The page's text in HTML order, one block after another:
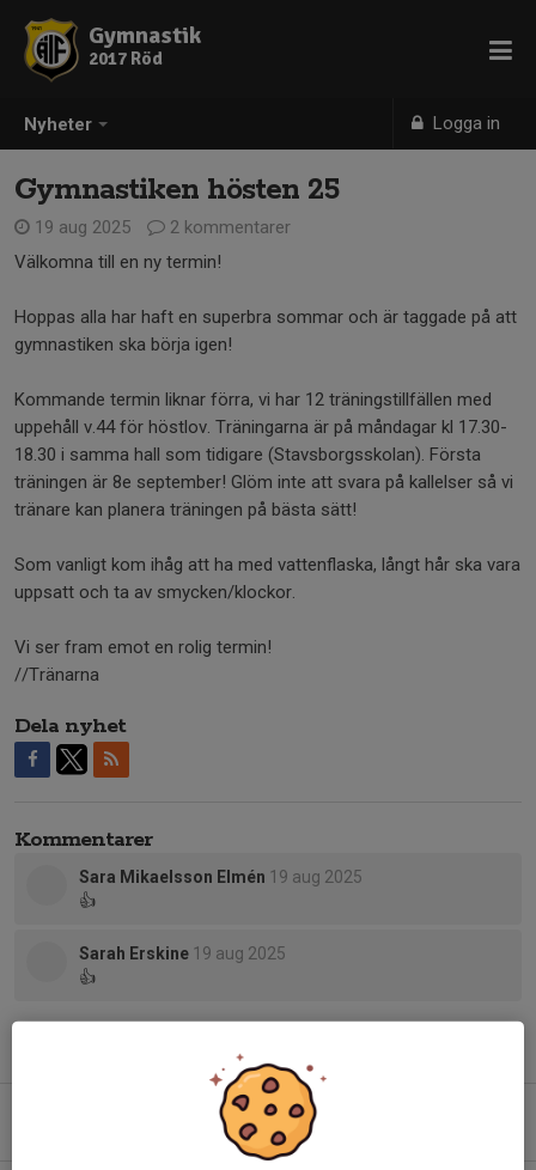
Nyheter Logga in
Gymnastik
2017 Röd
Gymnastiken hösten 25
19 aug 2025
2 kommentarer
Välkomna till en ny termin!
Hoppas alla har haft en superbra sommar och är taggade på att
gymnastiken ska börja igen!
Kommande termin liknar förra, vi har 12 träningstillfällen med
uppehåll v.44 för höstlov. Träningarna är på måndagar kl 17.30-
18.30 i samma hall som tidigare (Stavsborgsskolan). Första
träningen är 8e september! Glöm inte att svara på kallelser så vi
tränare kan planera träningen på bästa sätt!
Som vanligt kom ihåg att ha med vattenflaska, långt hår ska vara
uppsatt och ta av smycken/klockor.
Vi ser fram emot en rolig termin!
//Tränarna
Dela nyhet
Kommentarer
Sara Mikaelsson Elmén 19 aug 2025
👍
Sarah Erskine 19 aug 2025
👍
0